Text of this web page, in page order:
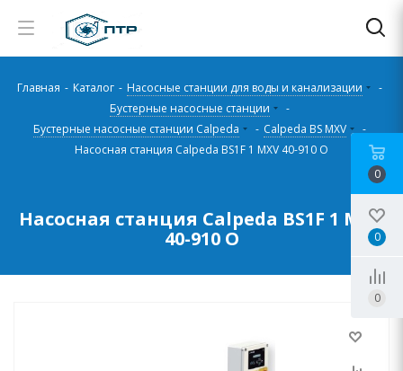
Главная - Каталог - Насосные станции для воды и канализации
-
Бустерные насосные станции
-
Бустерные насосные станции Calpeda
- Calpeda BS MXV
-
Насосная станция Calpeda BS1F 1 MXV 40-910 O
Насосная станция Calpeda BS1F 1 MXV
40-910 O
0
0
0